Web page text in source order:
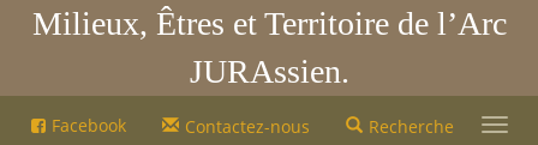
Milieux, Êtres et Territoire de l’Arc
JURAssien.
Jura Facebook Contactez-nous Recherche